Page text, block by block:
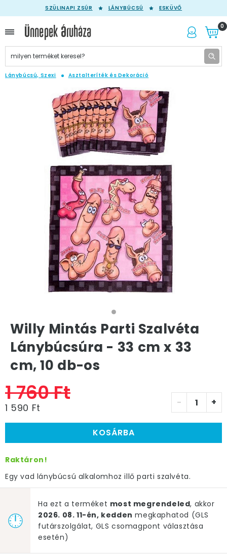
SZÜLINAPI ZSÚR LÁNYBÚCSÚ ESKÜVŐ
0
Lánybúcsú, Szexi Asztalteríték és Dekoráció
Willy Mintás Parti Szalvéta
Lánybúcsúra - 33 cm x 33
cm, 10 db-os
1 760 Ft
1 590 Ft - +
KOSÁRBA
Raktáron!
Egy vad lánybúcsú alkalomhoz illő parti szalvéta.
Ha ezt a terméket most megrendeled, akkor
2026. 08. 11-én, kedden megkaphatod (GLS
futárszolgálat, GLS csomagpont választása
esetén)